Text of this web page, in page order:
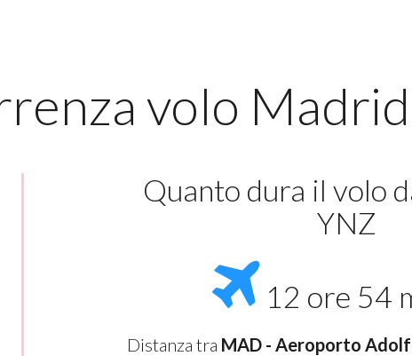
volo
Quanto dura il volo
YNZ
12 ore 54
Distanza tra MAD - Aeroporto